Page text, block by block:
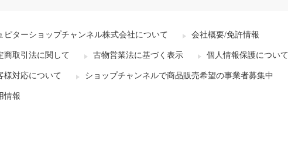
ピターショップチャンネル株式会社について 会社概要/免許情報
商取引法に関して 古物営業法に基づく表示 個人情報保護について
様対応について ショップチャンネルで商品販売希望の事業者募集中
情報